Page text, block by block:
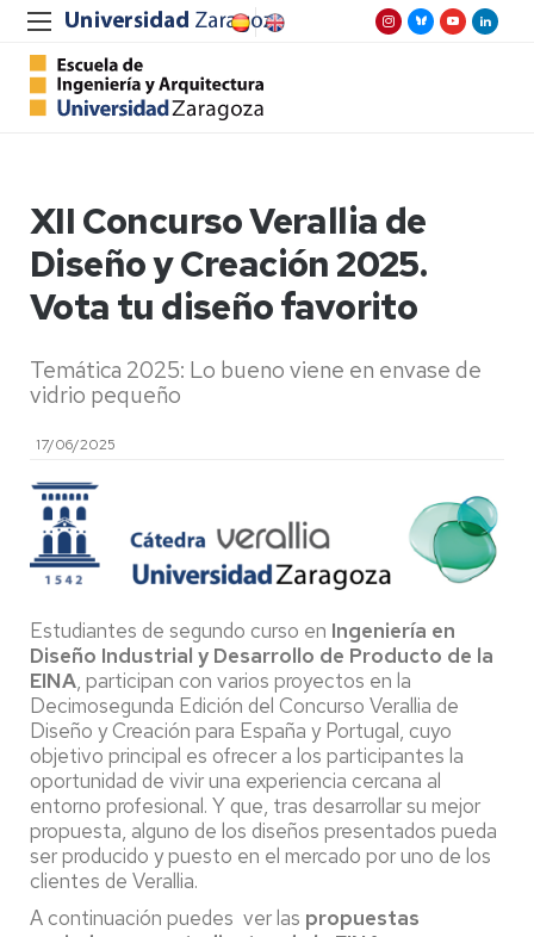
XII Concurso Verallia de
Diseño y Creación 2025.
Vota tu diseño favorito
Temática 2025: Lo bueno viene en envase de
vidrio pequeño
17/06/2025
Estudiantes de segundo curso en Ingeniería en
Diseño Industrial y Desarrollo de Producto de la
EINA, participan con varios proyectos en la
Decimosegunda Edición del Concurso Verallia de
Diseño y Creación para España y Portugal, cuyo
objetivo principal es ofrecer a los participantes la
oportunidad de vivir una experiencia cercana al
entorno profesional. Y que, tras desarrollar su mejor
propuesta, alguno de los diseños presentados pueda
ser producido y puesto en el mercado por uno de los
clientes de Verallia.
A continuación puedes ver las propuestas